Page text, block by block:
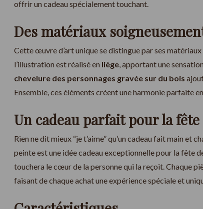
offrir un cadeau spécialement touchant.
Des matériaux
Cette œuvre d’art unique se distingue par ses
l’illustration est réalisé en liège, apportant une
chevelure des personnages gravée sur du bois
Ensemble, ces éléments créent une harmonie parfaite
Un cadeau parfait pour la fête
Rien ne dit mieux “je t’aime” qu’un cadeau fait main et
peinte est une idée cadeau exceptionnelle pour la fête
touchera le cœur de la personne qui la reçoit. Chaque
faisant de chaque achat une expérience spéciale et